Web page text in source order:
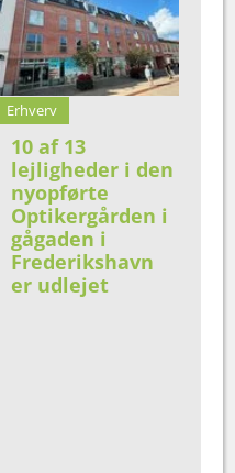
Erhverv
10 af 13
lejligheder i den
nyopførte
Optikergården i
gågaden i
Frederikshavn
er udlejet